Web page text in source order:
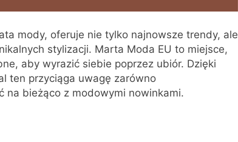
mody, oferuje nie tylko najnowsze trendy, ale
stylizacji. Marta Moda EU to miejsce,
aby wyrazić siebie poprzez ubiór. Dzięki
ten przyciąga uwagę zarówno
na bieżąco z modowymi nowinkami.